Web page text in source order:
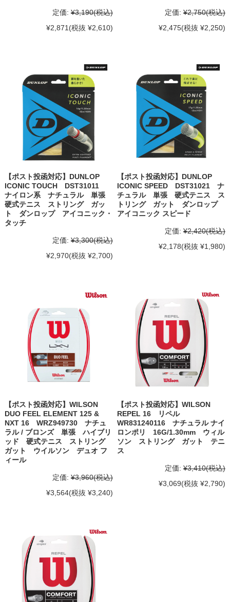
定価: ¥3,190(税込)
¥2,871(税抜 ¥2,610)
定価: ¥2,750(税込)
¥2,475(税抜 ¥2,250)
【ポスト投函対応】DUNLOP
ICONIC TOUCH DST31011
ナイロン系 ナチュラル 単張
硬式テニス ストリング ガッ
ト ダンロップ アイコニック・
タッチ
定価: ¥3,300(税込)
¥2,970(税抜 ¥2,700)
【ポスト投函対応】DUNLOP
ICONIC SPEED DST31021 ナ
チュラル 単張 硬式テニス ス
トリング ガット ダンロップ
アイコニック スピード
定価: ¥2,420(税込)
¥2,178(税抜 ¥1,980)
【ポスト投函対応】WILSON
DUO FEEL ELEMENT 125 &
NXT 16 WRZ949730 ナチュ
ラル / ブロンズ 単張 ハイブリ
ッド 硬式テニス ストリング
ガット ウイルソン デュオ フ
ィール
定価: ¥3,960(税込)
¥3,564(税抜 ¥3,240)
【ポスト投函対応】WILSON
REPEL 16 リペル
WR831240116 ナチュラル ナイ
ロンポリ 16G/1.30mm ウィル
ソン ストリング ガット テニ
ス
定価: ¥3,410(税込)
¥3,069(税抜 ¥2,790)